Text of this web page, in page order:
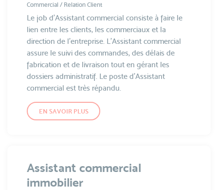
Commercial / Relation Client
Le job d'Assistant commercial consiste à faire le
lien entre les clients, les commerciaux et la
direction de l’entreprise. L’Assistant commercial
assure le suivi des commandes, des délais de
fabrication et de livraison tout en gérant les
dossiers administratif. Le poste d'Assistant
commercial est très répandu.
EN SAVOIR PLUS
Assistant commercial
immobilier